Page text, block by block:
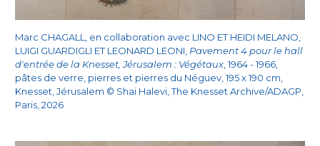
Marc CHAGALL, en collaboration avec LINO ET HEIDI MELANO,
LUIGI GUARDIGLI ET LEONARD LEONI, Pavement 4 pour le hall
d'entrée de la Knesset, Jérusalem : Végétaux , 1964 - 1966,
pâtes de verre, pierres et pierres du Néguev, 195 x 190 cm,
Knesset, Jérusalem © Shai Halevi, The Knesset Archive/ADAGP,
Paris, 2026